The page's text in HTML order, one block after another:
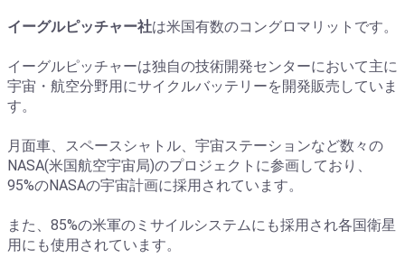
イーグルピッチャー社は米国有数のコングロマリットです。
イーグルピッチャーは独自の技術開発センターにおいて主に
宇宙・航空分野用にサイクルバッテリーを開発販売していま
す。
月面車、スペースシャトル、宇宙ステーションなど数々の
NASA(米国航空宇宙局)のプロジェクトに参画しており、
95%のNASAの宇宙計画に採用されています。
また、85%の米軍のミサイルシステムにも採用され各国衛星
用にも使用されています。